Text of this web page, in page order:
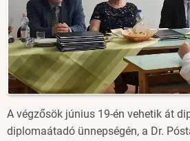
A végzősök június 19-én vehetik át
diplomaátadó ünnepségén, a Dr.